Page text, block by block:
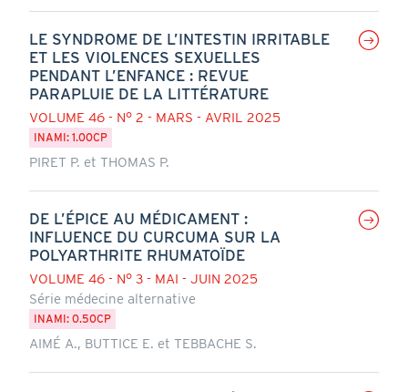
LE SYNDROME DE L’INTESTIN IRRITABLE
ET LES VIOLENCES SEXUELLES
PENDANT L’ENFANCE : REVUE
PARAPLUIE DE LA LITTÉRATURE
VOLUME 46 - N° 2 - MARS - AVRIL 2025
INAMI: 1.00CP
PIRET P. et THOMAS P.
DE L’ÉPICE AU MÉDICAMENT :
INFLUENCE DU CURCUMA SUR LA
POLYARTHRITE RHUMATOÏDE
VOLUME 46 - N° 3 - MAI - JUIN 2025
Série médecine alternative
INAMI: 0.50CP
AIMÉ A., BUTTICE E. et TEBBACHE S.